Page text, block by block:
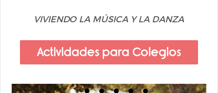
VIVIENDO LA MÚSICA Y LA DANZA
Actividades para Colegios